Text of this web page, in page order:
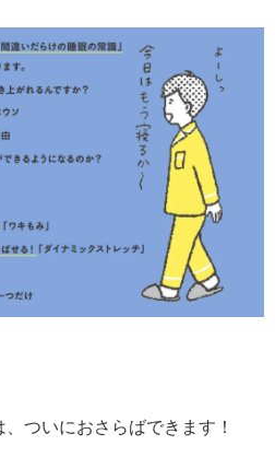
ついにおさらばできます！